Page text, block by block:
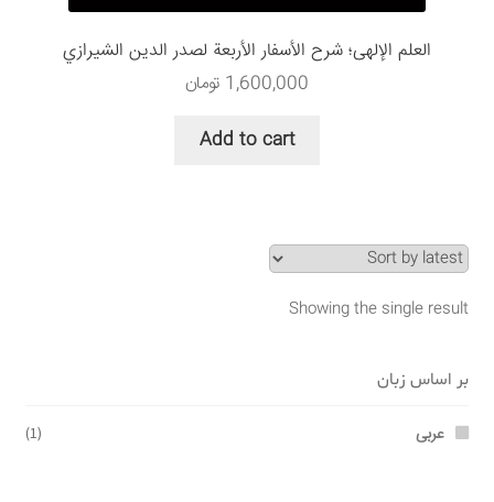
قوانین و مقررات
العلم الإلهی؛ شرح الأسفار الأربعة لصدر الدين الشيرازي
1,600,000 تومان
Add to cart
Showing the single result
بر اساس زبان
عربی (1)